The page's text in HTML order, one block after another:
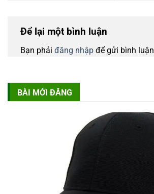
Để lại một bình luận
Bạn phải đăng nhập để gửi bình
BÀI MỚI ĐĂNG